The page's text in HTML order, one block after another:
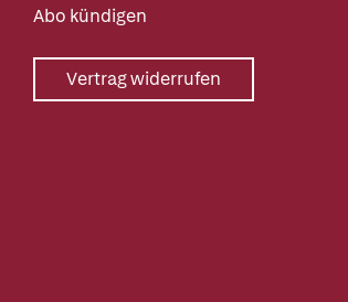
Abo kündigen
Vertrag widerrufen